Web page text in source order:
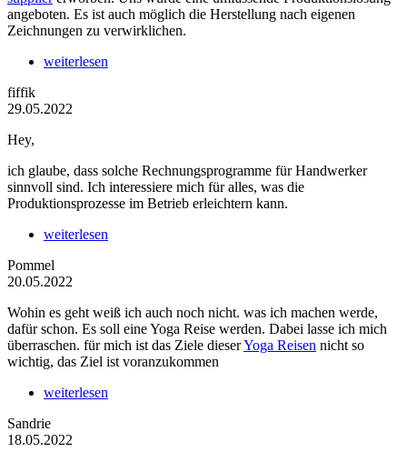
angeboten. Es ist auch möglich die Herstellung nach eigenen
Zeichnungen zu verwirklichen.
weiterlesen
fiffik
29.05.2022
Hey,
ich glaube, dass solche Rechnungsprogramme für Handwerker
sinnvoll sind. Ich interessiere mich für alles, was die
Produktionsprozesse im Betrieb erleichtern kann.
weiterlesen
Pommel
20.05.2022
Wohin es geht weiß ich auch noch nicht. was ich machen werde,
dafür schon. Es soll eine Yoga Reise werden. Dabei lasse ich mich
überraschen. für mich ist das Ziele dieserYoga Reisen nicht so
wichtig, das Ziel ist voranzukommen
weiterlesen
Sandrie
18.05.2022